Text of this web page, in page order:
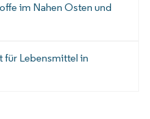
im Nahen Osten und
für Lebensmittel in